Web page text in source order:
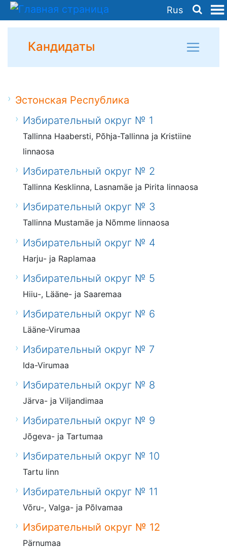
Rus
Кандидаты
Эстонская Республика
Избирательный округ № 1
Tallinna Haabersti, Põhja-Tallinna ja Kristiine
linnaosa
Избирательный округ № 2
Tallinna Kesklinna, Lasnamäe ja Pirita linnaosa
Избирательный округ № 3
Tallinna Mustamäe ja Nõmme linnaosa
Избирательный округ № 4
Harju- ja Raplamaa
Избирательный округ № 5
Hiiu-, Lääne- ja Saaremaa
Избирательный округ № 6
Lääne-Virumaa
Избирательный округ № 7
Ida-Virumaa
Избирательный округ № 8
Järva- ja Viljandimaa
Избирательный округ № 9
Jõgeva- ja Tartumaa
Избирательный округ № 10
Tartu linn
Избирательный округ № 11
Võru-, Valga- ja Põlvamaa
Избирательный округ № 12
Pärnumaa